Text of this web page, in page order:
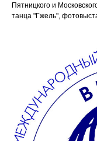
Пятницкого и
танца "Гжель",